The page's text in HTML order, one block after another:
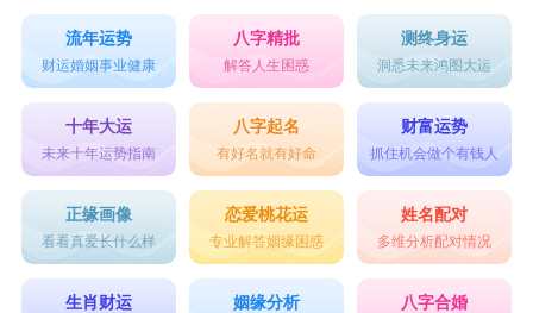
流年运势
财运婚姻事业健康
八字精批
解答人生困惑
测终身运
洞悉未来鸿图大运
十年大运
未来十年运势指南
八字起名
有好名就有好命
财富运势
抓住机会做个有钱人
正缘画像
看看真爱长什么样
恋爱桃花运
专业解答姻缘困惑
姓名配对
多维分析配对情况
生肖财运 姻缘分析 八字合婚